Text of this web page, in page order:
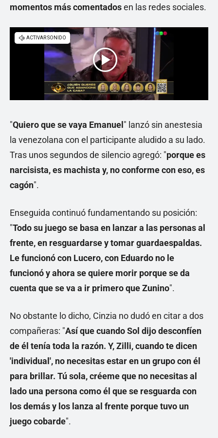
momentos más comentadosen las redes sociales.
"Quiero que se vaya Emanuel " lanzó sin anestesia
la venezolana con el participante aludido a su lado.
Tras unos segundos de silencio agregó: "porque es
narcisista, es machista y, no conforme con eso, es
cagón".
Enseguida continuó fundamentando su posición:
"Todo su juego se basa en lanzar a las personas al
frente, en resguardarse y tomar guardaespaldas.
Le funcionó con Lucero, con Eduardo no le
funcionó y ahora se quiere morir porque se da
cuenta que se va a ir primero que Zunino".
No obstante lo dicho, Cinzia no dudó en citar a dos
compañeras: "Así que cuando Sol dijo desconfíen
de él tenía toda la razón. Y, Zilli, cuando te dicen
'individual', no necesitas estar en un grupo con él
para brillar. Tú sola, créeme que no necesitas al
lado una persona como él que se resguarda con
los demás y los lanza al frente porque tuvo un
juego cobarde".